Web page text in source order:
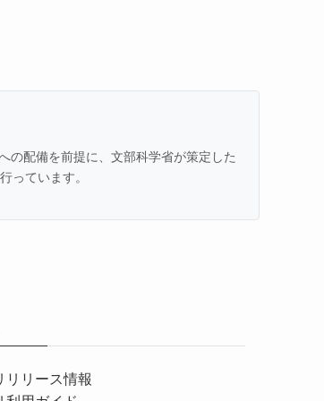
の配備を前提に、文部科学省が策定した
っています。
リリース情報